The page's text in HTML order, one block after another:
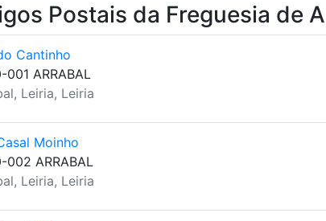
Postais da Freguesia de
Cantinho
001 ARRABAL
Leiria, Leiria
Moinho
002 ARRABAL
Leiria, Leiria